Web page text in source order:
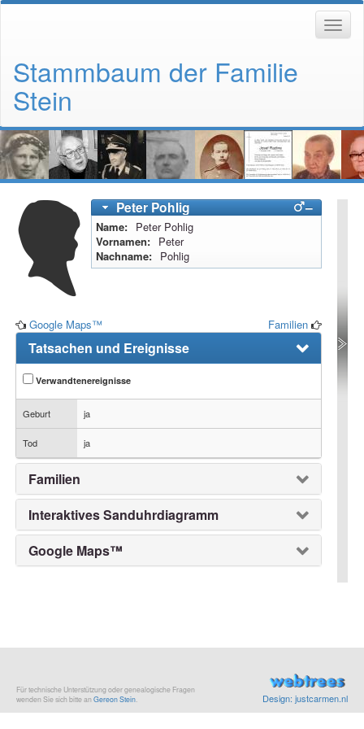
Stammbaum der Familie
Stein
PeterPohlig –
Name Peter Pohlig
Vornamen
Peter
Nachname
Pohlig
Google Maps™ Familien
Tatsachen und Ereignisse
Verwandtenereignisse
Geburt ja
Tod ja
Familien
Interaktives Sanduhrdiagramm
Google Maps™
Für technische Unterstützung oder genealogische Fragen
wenden Sie sich bitte an Gereon Stein. Design: justcarmen.nl